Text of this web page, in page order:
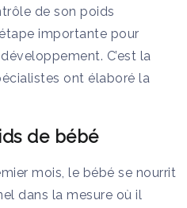
de son poids
importante pour
C’est la
ont élaboré la
de bébé
mois, le bébé se nourrit
dans la mesure où il